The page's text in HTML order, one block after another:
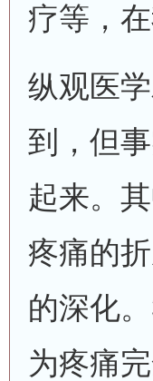
疗等，
纵观医
到，但
起来。
疼痛的
的深化
为疼痛